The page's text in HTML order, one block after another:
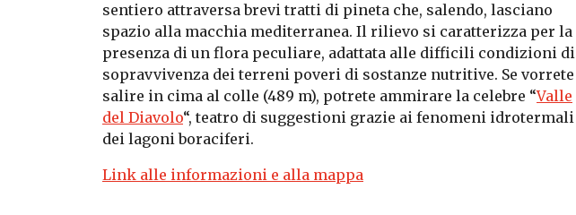
sentiero attraversa brevi tratti di pineta che, salendo, lasciano
spazio alla macchia mediterranea. Il rilievo si caratterizza per la
presenza di un flora peculiare, adattata alle difficili condizioni di
sopravvivenza dei terreni poveri di sostanze nutritive. Se vorrete
salire in cima al colle (489 m), potrete ammirare la celebre “Valle
del Diavolo“, teatro di suggestioni grazie ai fenomeni idrotermali
dei lagoni boraciferi.
Link alle informazioni e alla mappa